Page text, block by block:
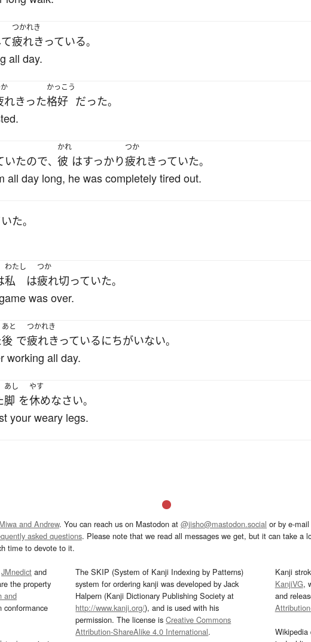
つかれき
疲れきっている。
all day.
れきった
かっこう
格好 だった。
いたので、
かれ
彼 はすっかり
つか
疲れきっていた。
all day long, he was completely tired out.
た。
わたし
私 は
つか
疲れ切っていた。
was over.
あと
後 で
つかれき
疲れきっているにちがいない。
working all day.
あし
脚 を
やす
休めなさい。
your weary legs.
and Andrew. You can reach us on Mastodon at @jisho@mastodon.social or by e-
asked questions. Please note that we read all messages we get, but it can take a
time to devote to it.
JMnedict and
the property
and
conformance
The SKIP (System of Kanji Indexing by Patterns)
system for ordering kanji was developed by Jack
Halpern (Kanji Dictionary Publishing Society at
http://www.kanji.org/), and is used with his
permission. The license isCreative Commons
Attribution-ShareAlike 4.0 International.
Kanji
KanjiVG,
and